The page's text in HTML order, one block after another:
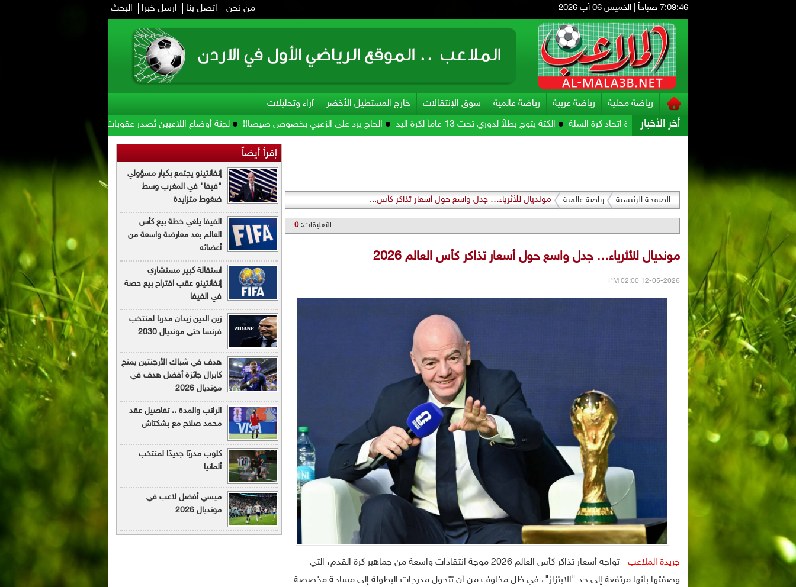
7:09:47 صباحاً الخميس 06 آب 2026 من نحن اتصل بنا ارسل خبرا البحث
رياضة محلية رياضة عربية رياضة عالمية سوق الإنتقالات خارج المستطيل الأخضر آراء وتحليلات
أخر الأخبار
المشهد .. لجنة مؤقتة تتولى إدارة اتحاد كرة السلة الكتة يتوج بطلاً لدوري تحت 13 عاماً لكرة اليد الحاج يرد على الزعبي بخصوص صيصا!! لجنة أوضاع اللاعبين تُصدر عقوبات مالية بحق 6 أندية
الصفحة الرئيسية رياضة عالمية مونديال للأثرياء… جدل واسع حول أسعار تذاكر كأس...
التعليقات:0
مونديال للأثرياء… جدل واسع حول أسعار تذاكر كأس العالم 2026
12-05-2026 02:00 PM
جريدة الملاعب -
تواجه أسعار تذاكر كأس العالم 2026 موجة انتقادات واسعة من جماهير كرة القدم، التي
وصفتها بأنها مرتفعة إلى حد "الابتزاز"، في ظل مخاوف من أن تتحول مدرجات البطولة إلى مساحة مخصصة
إقرأ أيضاً
إنفانتينو يجتمع بكبار مسؤولي
"فيفا" في المغرب وسط
ضغوط متزايدة
الفيفا يلغي خطة بيع كأس
العالم بعد معارضة واسعة من
أعضائه
استقالة كبير مستشاري
إنفانتينو عقب اقتراح بيع حصة
في الفيفا
زين الدين زيدان مدربا لمنتخب
فرنسا حتى مونديال 2030
هدف في شباك الأرجنتين يمنح
كابرال جائزة أفضل هدف في
مونديال 2026
الراتب والمدة .. تفاصيل عقد
محمد صلاح مع بشكتاش
كلوب مدربًا جديدًا لمنتخب
ألمانيا
ميسي أفضل لاعب في
مونديال 2026